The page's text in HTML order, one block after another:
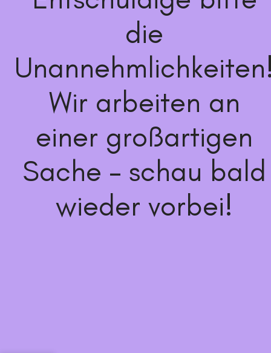
die
Wir arbeiten an
einer großartigen
Sache – schau bald
wieder vorbei!